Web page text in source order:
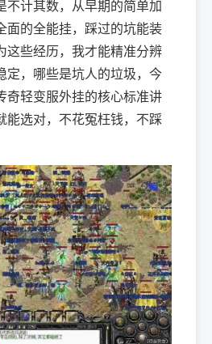
不计其数，从早期的简单加
面的全能挂，踩过的坑能装
这些经历，我才能精准分辨
定，哪些是坑人的垃圾，今
奇轻变服外挂的核心标准讲
能选对，不花冤枉钱，不踩